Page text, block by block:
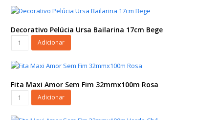
Flores
Modern
Love
c/
Hot
14,5cmx32cm
Vermelho/Ouro
quantidade
Decorativo Pelúcia Ursa Bailarina 17cm Bege
Decorativo
Pelúcia
Ursa
Bailarina
17cm
Bege
quantidade
Adicionar
Fita Maxi Amor Sem Fim 32mmx100m Rosa
Fita
Maxi
Amor
Adicionar